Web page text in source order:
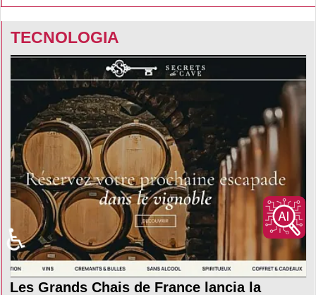
TECNOLOGIA
Les Grands Chais de France lancia la